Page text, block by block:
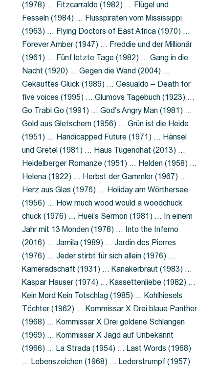
(1978) … Fitzcarraldo (1982) … Flügel und
Fesseln (1984) … Flusspiraten vom Mississippi
(1963) … Flying Doctors of East Africa (1970) …
Forever Amber (1947) … Freddie und der Millionär
(1961) … Fünf letzte Tage (1982) … Gang in die
Nacht (1920) … Gegen die Wand (2004) …
Gekauftes Glück (1989) … Gesualdo – Death for
five voices (1995) … Glumovs Tagebuch (1923) …
Go Trabi Go (1991) … God’s Angry Man (1981) …
Gold aus Gletschern (1956) … Grün ist die Heide
(1951) … Handicapped Future (1971) … Hänsel
und Gretel (1981) … Haus Tugendhat (2013) …
Heidelberger Romanze (1951) … Helden (1958) …
Helena (1922) … Herbst der Gammler (1967) …
Herz aus Glas (1976) … Holiday am Wörthersee
(1956) … How much wood would a woodchuck
chuck (1976) … Huei’s Sermon (1981) … In einem
Jahr mit 13 Monden (1978) … Into the Inferno
(2016) … Jamila (1989) … Jardin des Pierres
(1976) … Jeder stirbt für sich allein (1976) …
Kameradschaft (1931) … Kanakerbraut (1983) …
Kaspar Hauser (1974) … Kassettenliebe (1982) …
Kein Mord Kein Totschlag (1985) … Kohlhiesels
Töchter (1962) … Kommissar X Drei blaue Panther
(1968) … Kommissar X Drei goldene Schlangen
(1969) … Kommissar X Jagd auf Unbekannt
(1966) … La Strada (1954) … Last Words (1968)
… Lebenszeichen (1968) … Lederstrumpf (1957)